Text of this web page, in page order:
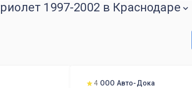
1997-2002 в Краснодаре
4 ООО Авто-Дока